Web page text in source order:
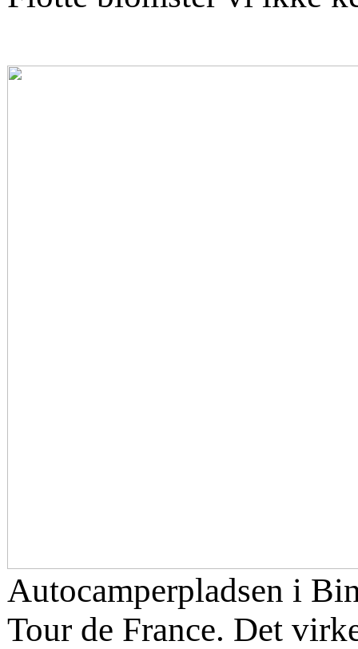
Autocamperpladsen i
Tour de France. Det